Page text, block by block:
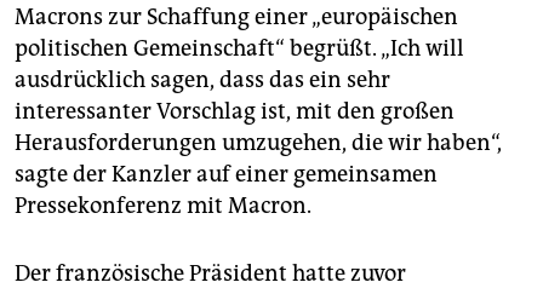
Macrons zur Schaffung einer „europäischen
politischen Gemeinschaft“ begrüßt. „Ich will
ausdrücklich sagen, dass das ein sehr
interessanter Vorschlag ist, mit den großen
Herausforderungen umzugehen, die wir haben“,
sagte der Kanzler auf einer gemeinsamen
Pressekonferenz mit Macron.
Der französische Präsident hatte zuvor